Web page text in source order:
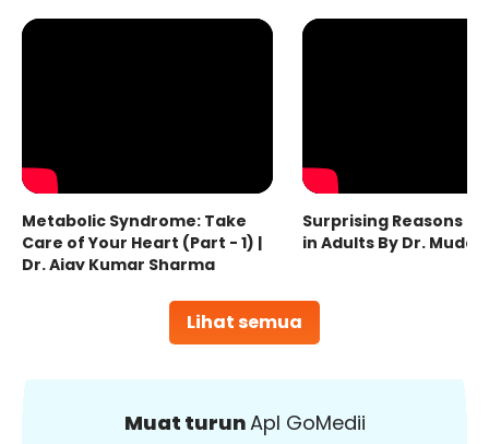
Lihat semua
Metabolic Syndrome: Take
Care of Your Heart (Part - 1) |
Dr. Ajay Kumar Sharma
Surprising Reasons
in Adults By Dr.
Muat turunApl GoMedii